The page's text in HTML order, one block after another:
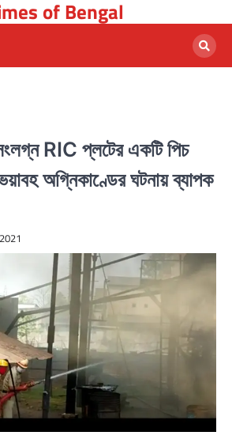
of Bengal
সংলগ্ন RIC প্লটের একটি পিচ
অগ্নিকাণ্ডের ঘটনায় ব্যাপক